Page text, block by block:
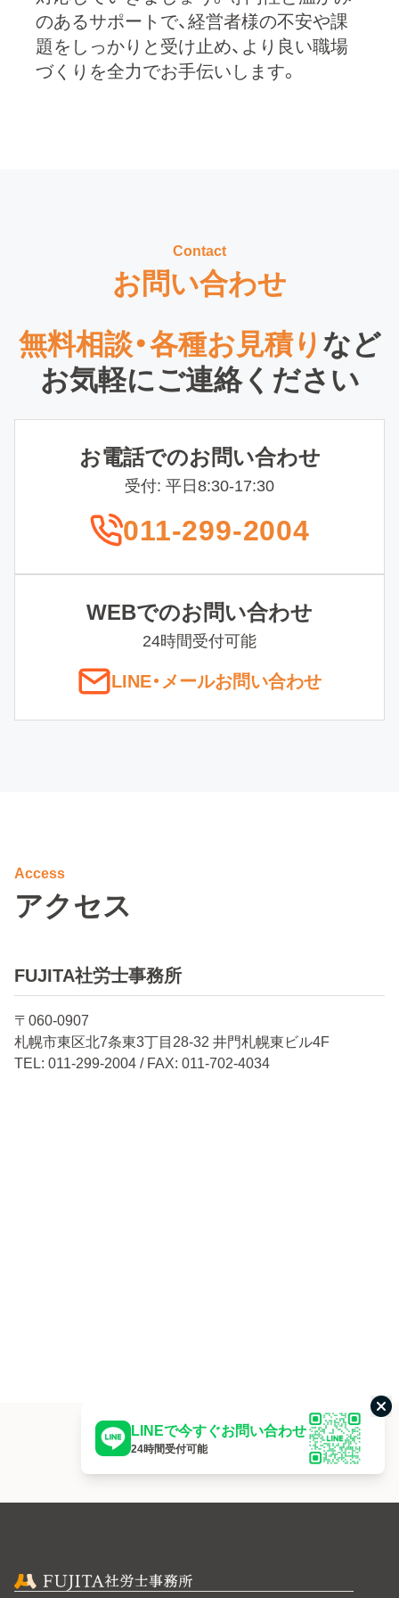
のあるサポートで、経営者様の不安や課
題をしっかりと受け止め、より良い職場
づくりを全力でお手伝いします。
Contact
お問い合わせ
無料相談・各種お見積り など
お気軽にご連絡ください
お電話でのお問い合わせ
受付: 平日8:30-17:30
011-299-2004
WEBでのお問い合わせ
24時間受付可能
LINE・ メールお問い合わせ
Access
アクセス
FUJITA社労士事務所
〒060-0907
札幌市東区北7条東3丁目28-32 井門札幌東ビル4F
TEL: 011-299-2004 / FAX: 011-702-4034
LINEで今すぐお問い合わせ
24時間受付可能